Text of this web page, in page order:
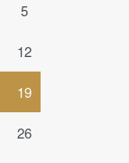
5
12
19
26